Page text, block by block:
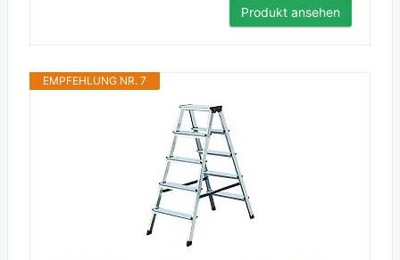
Produkt ansehen
EMPFEHLUNG NR. 7